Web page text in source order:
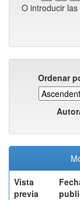
O introducir
Ordenar
Vista
previa